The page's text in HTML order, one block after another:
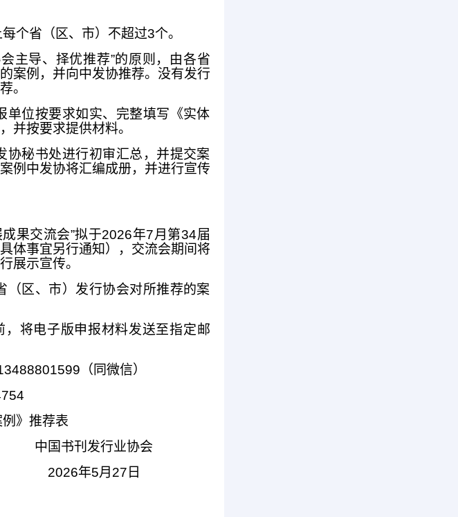
个省（区、市）不超过3个。
主导、择优推荐”的原则，由各省
案例，并向中发协推荐。没有发行
。
单位按要求如实、完整填写《实体
并按要求提供材料。
协秘书处进行初审汇总，并提交案
例中发协将汇编成册，并进行宣传
果交流会”拟于2026年7月第34届
体事宜另行通知），交流会期间将
展示宣传。
（区、市）发行协会对所推荐的案
，将电子版申报材料发送至指定邮
（同微信）
》推荐表
中国书刊发行业协会
2026年5月27日